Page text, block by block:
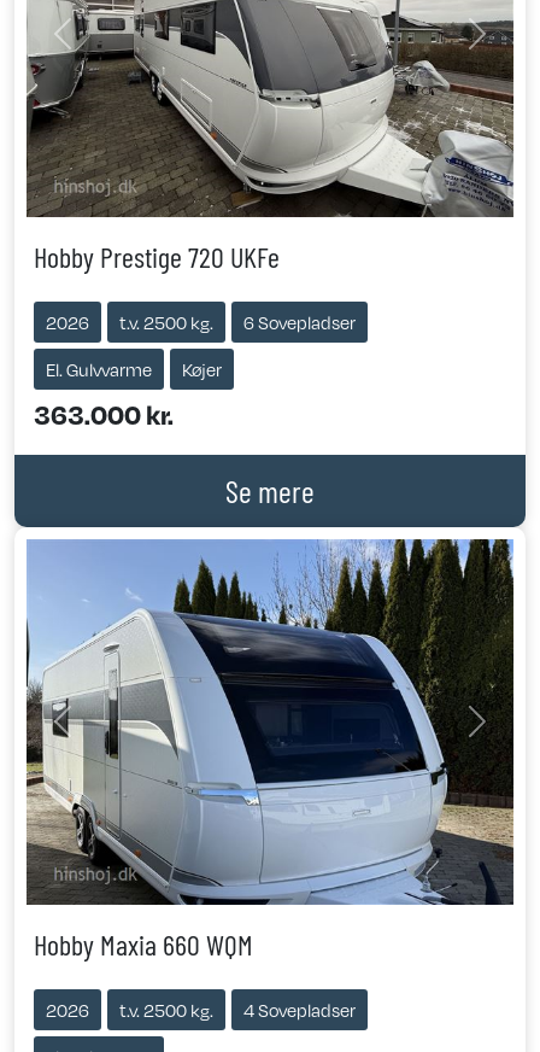
Previous Next
Hobby Prestige 720 UKFe
2026 t.v. 2500 kg.
6 Sovepladser
El. Gulvvarme
Køjer
363.000 kr.
Se mere
Previous Next
Hobby Maxia 660 WQM
2026 t.v. 2500 kg.
4 Sovepladser